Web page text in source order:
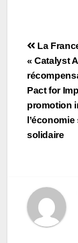
de
La
« Catalyst
Pact for
promotion
solidaire